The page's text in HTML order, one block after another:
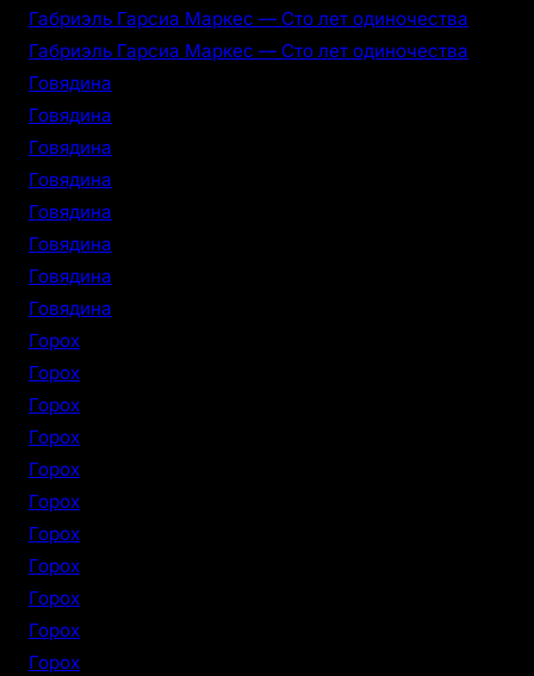
Габриэль Гарсиа Маркес — Сто лет одиночества
Габриэль Гарсиа Маркес — Сто лет одиночества
Говядина
Говядина
Говядина
Говядина
Говядина
Говядина
Говядина
Говядина
Горох
Горох
Горох
Горох
Горох
Горох
Горох
Горох
Горох
Горох
Горох